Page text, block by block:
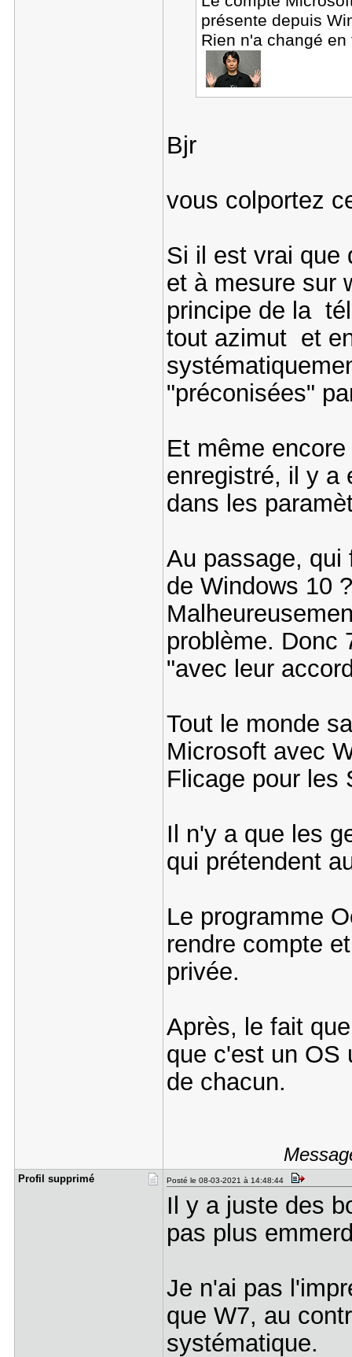
présente depuis
Rien n'a changé en
Bjr
vous colportez
Si il est vrai que
et à mesure sur
principe de la
tout azimut et
"préconisées"
Et même
enregistré, il y a
dans les
Au passage, qui
de Windows 10 ?
problème. Donc
"avec leur
Tout le monde
Microsoft avec
Flicage pour les
Il n'y a que les
qui prétendent
Le programme
rendre compte
privée.
Après, le fait
que c'est un OS
de chacun.
Profil sup​primé Posté le 08-03-2021 à 14:48:44
Il y a juste des
pas plus
Je n'ai pas
que W7, au
systématique.